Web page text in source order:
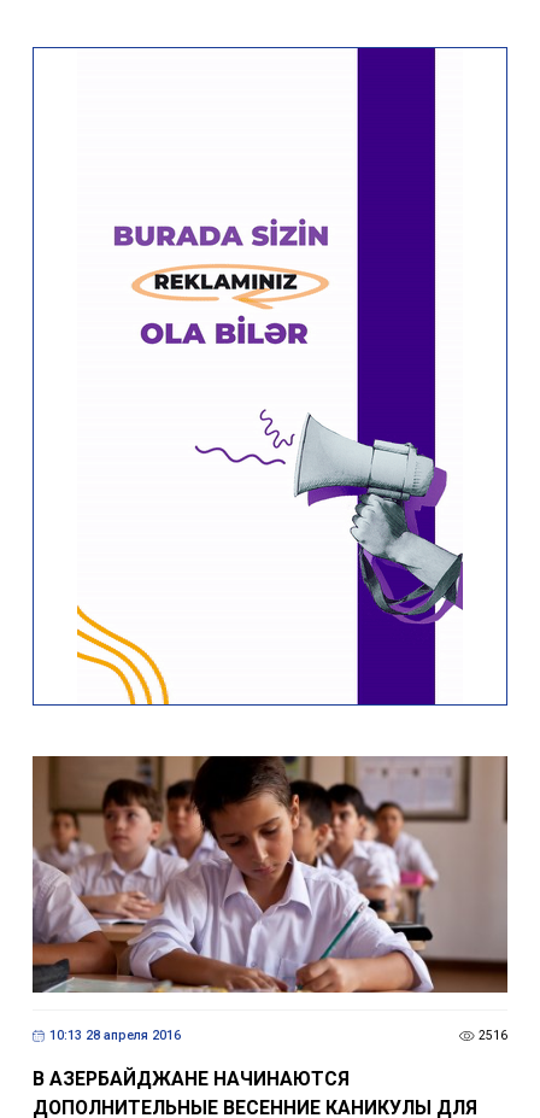
10:13 28 апреля 2016 2516
В АЗЕРБАЙДЖАНЕ НАЧИНАЮТСЯ
ДОПОЛНИТЕЛЬНЫЕ ВЕСЕННИЕ КАНИКУЛЫ ДЛЯ